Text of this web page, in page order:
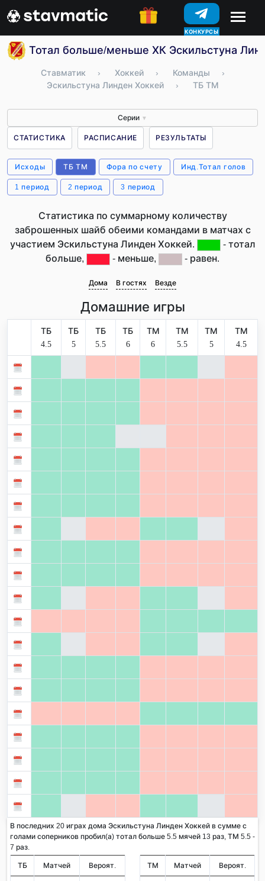
КОНКУРСЫ
Тотал больше/меньше ХК Эскильстуна
Ставматик › Хоккей › Команды
›
Эскильстуна Линден Хоккей
› ТБ ТМ
Серии ▼
СТАТИСТИКА РАСПИСАНИЕ РЕЗУЛЬТАТЫ
Исходы ТБ ТМ Фора по счету Инд.Тотал голов
1 период 2 период 3 период
Статистика по суммарному количеству
заброшенных шайб обеими командами в матчах с
участием Эскильстуна Линден Хоккей.
- тотал
больше,
- меньше, - равен.
Дома В гостях Везде
Домашние игры
ТБ
4.5
ТБ
5
ТБ
5.5
ТБ
6
ТМ
6
ТМ
5.5
ТМ
5
ТМ
4.5
В последних 20 играх дома Эскильстуна Линден Хоккей в сумме с
голами соперников пробил(а) тотал больше 5.5 мячей 13 раз, ТМ 5.5 -
7 раз.
ТБ Матчей Вероят. ТМ Матчей Вероят.